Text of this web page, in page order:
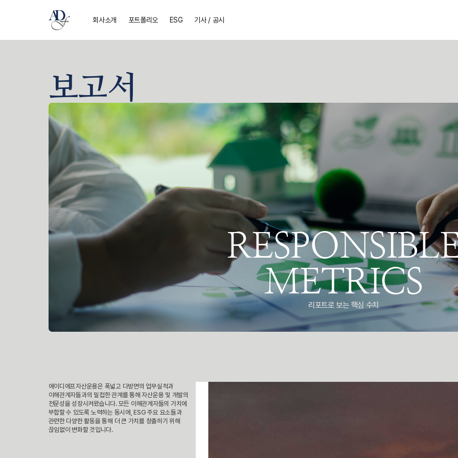
회사소개 포트폴리오 ESG 기사 / 공시
보고서
METRICS
리포트로 보는 핵심 수치
에이디에프자산운용은 폭넓고 다방면의 업무실적과
이해관계자들과의 밀접한 관계를 통해 자산운용 및 개발의
전문성을 성장시켜왔습니다. 모든 이해관계자들의 가치에
부합할 수 있도록 노력하는 동시에, ESG 주요 요소들과
관련한 다양한 활동을 통해 더 큰 가치를 창출하기 위해
끊임없이 변화할 것입니다.